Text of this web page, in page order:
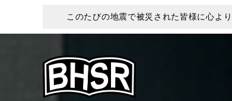
このたびの地震で被災された皆様に心よ